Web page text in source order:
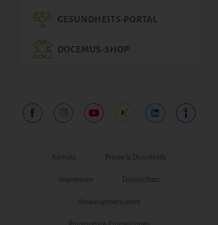
GESUNDHEITS-PORTAL
DOCEMUS-SHOP
Kontakt Presse & Downloads
Impressum Datenschutz
Hinweisgebersystem